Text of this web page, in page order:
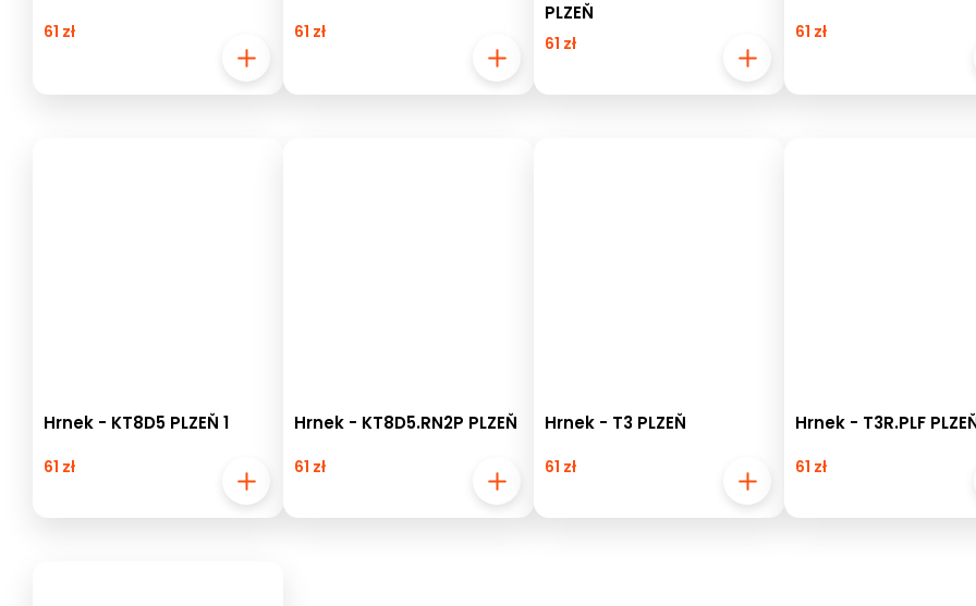
61 zł 61 zł
PLZEŇ
61 zł
61 zł
Hrnek - KT8D5 PLZEŇ 1
61 zł
Hrnek - KT8D5.RN2P PLZEŇ
61 zł
Hrnek - T3 PLZEŇ
61 zł
Hrnek - T3R.PLF
61 zł